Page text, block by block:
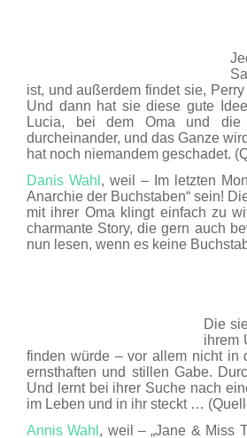
ist, und außerdem findet sie,
Und dann hat sie diese gute
Lucia, bei dem Oma und die
durcheinander, und das Ganze
hat noch niemandem geschadet.
Danis Wahl , weil – Im letzten
Anarchie der Buchstaben“ sein!
mit ihrer Oma klingt einfach zu
charmante Story, die gern auch
nun lesen, wenn es keine
Die
ihrem
finden würde – vor allem nicht in
ernsthaften und stillen Gabe.
Und lernt bei ihrer Suche nach
im Leben und in ihr steckt …
Annis Wahl , weil – „Jane & Miss